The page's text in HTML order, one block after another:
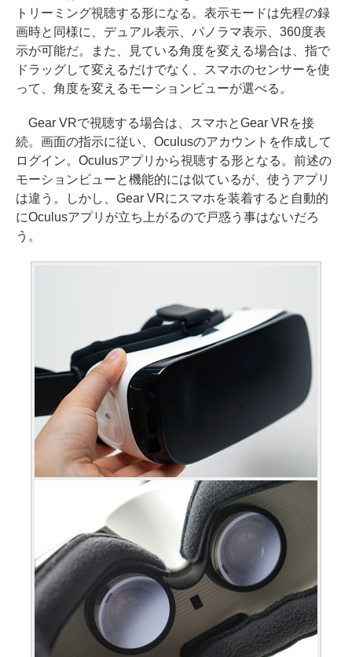
トリーミング視聴する形になる。表示モードは先程の録
画時と同様に、デュアル表示、パノラマ表示、360度表
示が可能だ。また、見ている角度を変える場合は、指で
ドラッグして変えるだけでなく、スマホのセンサーを使
って、角度を変えるモーションビューが選べる。
Gear VRで視聴する場合は、スマホとGear VRを接
続。画面の指示に従い、Oculusのアカウントを作成して
ログイン。Oculusアプリから視聴する形となる。前述の
モーションビューと機能的には似ているが、使うアプリ
は違う。しかし、Gear VRにスマホを装着すると自動的
にOculusアプリが立ち上がるので戸惑う事はないだろ
う。